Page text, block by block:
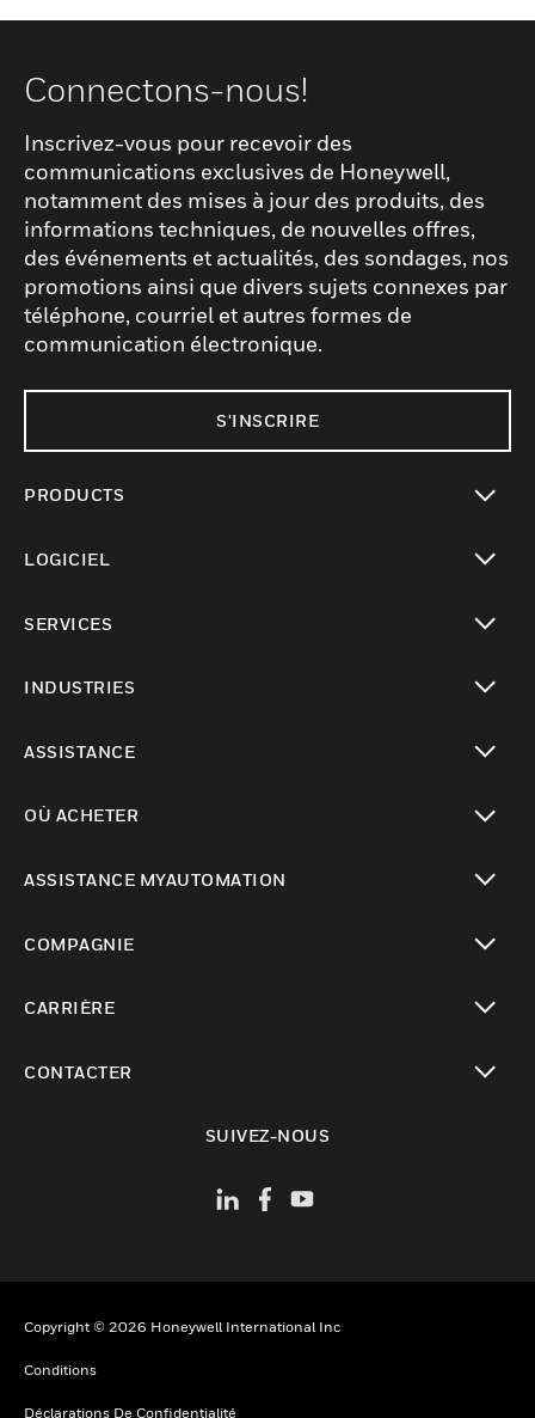
Connectons-nous!
Inscrivez-vous pour recevoir des
communications exclusives de Honeywell,
notamment des mises à jour des produits, des
informations techniques, de nouvelles offres,
des événements et actualités, des sondages, nos
promotions ainsi que divers sujets connexes par
téléphone, courriel et autres formes de
communication électronique.
S'INSCRIRE
PRODUCTS
LOGICIEL
SERVICES
INDUSTRIES
ASSISTANCE
OÙ ACHETER
ASSISTANCE MYAUTOMATION
COMPAGNIE
CARRIÈRE
CONTACTER
SUIVEZ-NOUS
Copyright © 2026 Honeywell International Inc
Conditions
Déclarations De Confidentialité